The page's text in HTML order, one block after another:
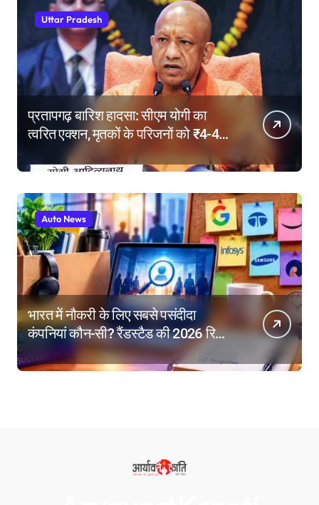
Uttar Pradesh
प्रतापगढ़ बारिश हादसा: सीएम योगी का
त्वरित एक्शन, मृतकों के परिजनों को ₹4-4
लाख की सहायता, घायलों के बेहतर इलाज के
निर्देश
Auto News
भारत में नौकरी के लिए सबसे पसंदीदा
कंपनियां कौन-सी? रैंडस्टैड की 2026 रिपोर्ट
में गूगल नंबर-1